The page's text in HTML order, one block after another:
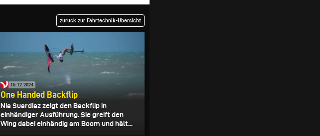
zurück zur Fahrtechnik-Übersicht
15.12.2024
One Handed Backflip
Nia Suardiaz zeigt den Backflip in
einhändiger Ausführung. Sie greift den
Wing dabei einhändig am Boom und hält...